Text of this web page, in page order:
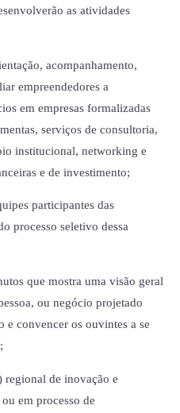
as atividades
acompanhamento,
empreendedores a
em empresas formalizadas
serviços de consultoria,
institucional, networking e
e de investimento;
participantes das
processo seletivo dessa
que mostra uma visão geral
ou negócio projetado
e convencer os ouvintes a se
regional de inovação e
em processo de